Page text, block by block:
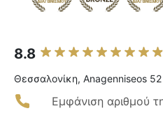
8.8
Θεσσαλονίκη, Anagenniseos 52
Εμφάνιση αριθμού